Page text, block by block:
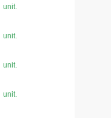
unit.
unit.
unit.
unit.